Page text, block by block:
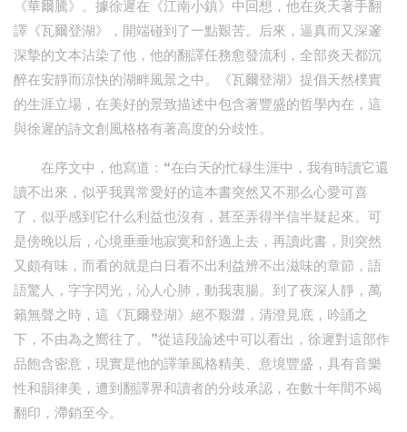
《華爾騰》。據徐遲在《江南小鎮》中回想，他在炎天著手翻
譯《瓦爾登湖》，開端碰到了一點艱苦。后來，逼真而又深邃
深摯的文本沾染了他，他的翻譯任務愈發流利，全部炎天都沉
醉在安靜而涼快的湖畔風景之中。《瓦爾登湖》提倡天然樸實
的生涯立場，在美好的景致描述中包含著豐盛的哲學內在，這
與徐遲的詩文創風格格有著高度的分歧性。
在序文中，他寫道：“在白天的忙碌生涯中，我有時讀它還
讀不出來，似乎我異常愛好的這本書突然又不那么心愛可喜
了，似乎感到它什么利益也沒有，甚至弄得半信半疑起來。可
是傍晚以后，心境垂垂地寂寞和舒適上去，再讀此書，則突然
又頗有味，而看的就是白日看不出利益辨不出滋味的章節，語
語驚人，字字閃光，沁人心肺，動我衷腸。到了夜深人靜，萬
籟無聲之時，這《瓦爾登湖》絕不艱澀，清澄見底，吟誦之
下，不由為之嚮往了。”從這段論述中可以看出，徐遲對這部作
品飽含密意，現實是他的譯筆風格精美、意境豐盛，具有音樂
性和韻律美，遭到翻譯界和讀者的分歧承認，在數十年間不竭
翻印，滯銷至今。